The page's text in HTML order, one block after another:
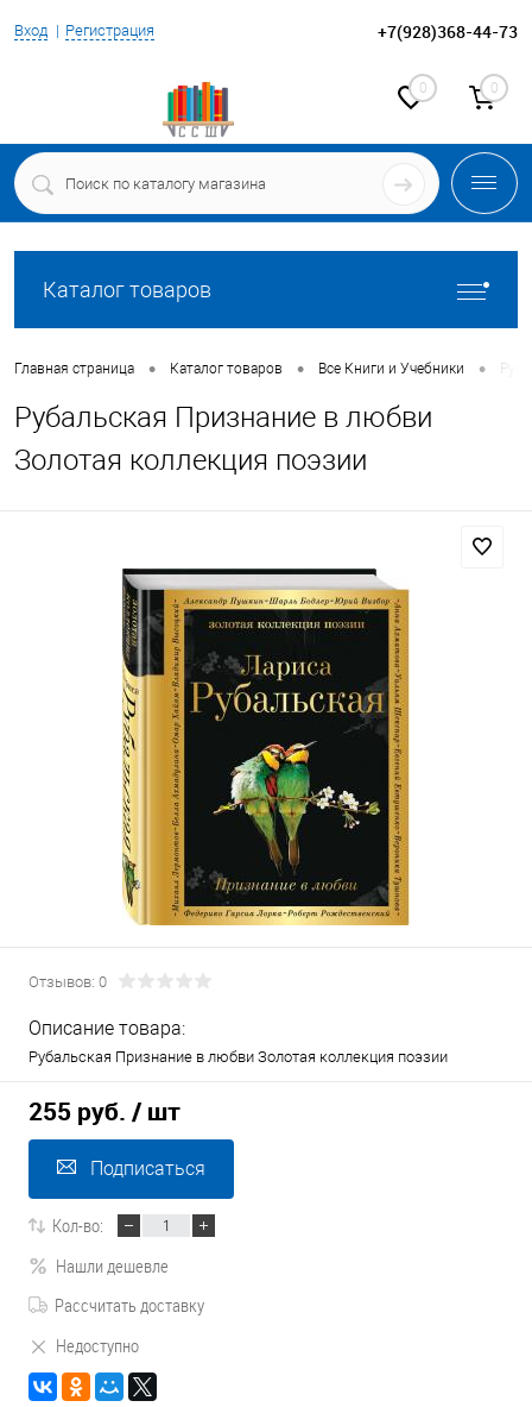
Вход Регистрация +7(928)368-44-73
0 0
Каталог товаров
Главная страница • Каталог товаров • Все Книги и Учебники •
Рубальская Признание в любви
Золотая коллекция поэзии
Отзывов: 0
Описание товара:
Рубальская Признание в любви Золотая коллекция поэзии
255 руб. / шт
Подписаться
Кол-во:
Нашли дешевле
Рассчитать доставку
Недоступно